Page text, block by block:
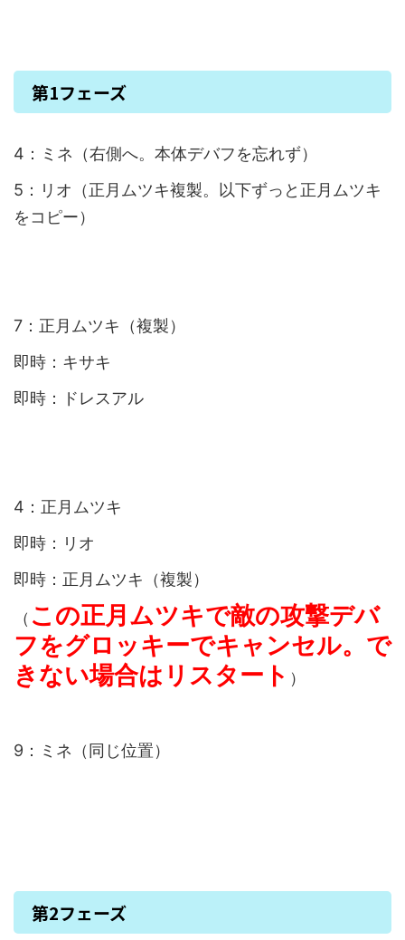
第1フェーズ
4：ミネ（右側へ。本体デバフを忘れず）
5：リオ（正月ムツキ複製。以下ずっと正月ムツキ
をコピー）
7：正月ムツキ（複製）
即時：キサキ
即時：ドレスアル
4：正月ムツキ
即時：リオ
即時：正月ムツキ（複製）
（ この正月ムツキで敵の攻撃デバ
フをグロッキーでキャンセル。で
きない場合はリスタート ）
9：ミネ（同じ位置）
第2フェーズ